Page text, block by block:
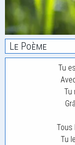
Le Poème
Tu
Tu
Tous
Tu